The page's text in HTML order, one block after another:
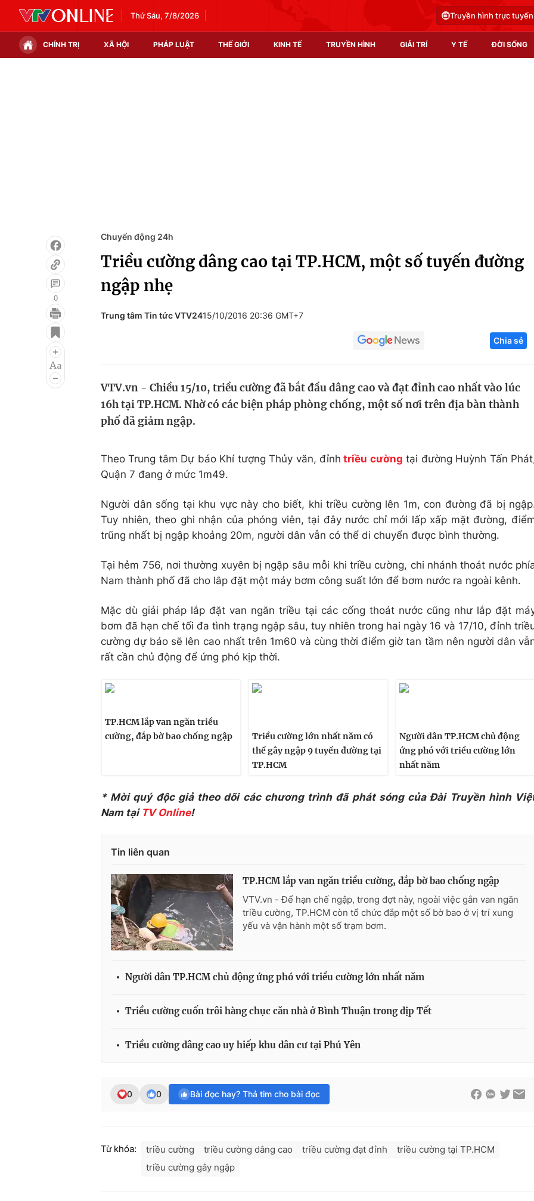
Thứ Sáu, 7/8/2026 Truyền hình trực tuyến
CHÍNH TRỊ XÃ HỘI PHÁP LUẬT THẾ GIỚI KINH TẾ TRUYỀN HÌNH GIẢI TRÍ Y TẾ ĐỜI SỐNG
Infographic
Điện ảnh
Âm nhạc
Chất lượng cuộc sống
Tuyển sinh
Hitech Công
Thị trường
0
Chuyển động 24h
Triều cường dâng cao tại TP.HCM, một số tuyến đường
ngập nhẹ
Trung tâm Tin tức VTV2415/10/2016 20:36 GMT+7
Chia sẻ
VTV.vn - Chiều 15/10, triều cường đã bắt đầu dâng cao và đạt đỉnh cao nhất vào lúc
16h tại TP.HCM. Nhờ có các biện pháp phòng chống, một số nơi trên địa bàn thành
phố đã giảm ngập.
Theo Trung tâm Dự báo Khí tượng Thủy văn, đỉnh triều cường tại đường Huỳnh Tấn
Quận 7 đang ở mức 1m49.
Người dân sống tại khu vực này cho biết, khi triều cường lên 1m, con đường đã bị
Tuy nhiên, theo ghi nhận của phóng viên, tại đây nước chỉ mới lấp xấp mặt đường,
trũng nhất bị ngập khoảng 20m, người dân vẫn có thể di chuyển được bình thường.
Tại hẻm 756, nơi thường xuyên bị ngập sâu mỗi khi triều cường, chi nhánh thoát nước
Nam thành phố đã cho lắp đặt một máy bơm công suất lớn để bơm nước ra ngoài kênh.
Mặc dù giải pháp lắp đặt van ngăn triều tại các cống thoát nước cũng như lắp đặt
bơm đã hạn chế tối đa tình trạng ngập sâu, tuy nhiên trong hai ngày 16 và 17/10, đỉnh
cường dự báo sẽ lên cao nhất trên 1m60 và cùng thời điểm giờ tan tầm nên người dân
rất cần chủ động để ứng phó kịp thời.
TP.HCM lắp van ngăn triều
cường, đắp bờ bao chống ngập
Triều cường lớn nhất năm có
thể gây ngập 9 tuyến đường tại
TP.HCM
Người dân TP.HCM chủ động
ứng phó với triều cường lớn
nhất năm
* Mời quý độc giả theo dõi các chương trình đã phát sóng của Đài Truyền hình
Nam tại TV Online!
Tin liên quan
TP.HCM lắp van ngăn triều cường, đắp bờ bao chống ngập
VTV.vn - Để hạn chế ngập, trong đợt này, ngoài việc gắn van ngăn
triều cường, TP.HCM còn tổ chức đắp một số bờ bao ở vị trí xung
yếu và vận hành một số trạm bơm.
Người dân TP.HCM chủ động ứng phó với triều cường lớn nhất năm
Triều cường cuốn trôi hàng chục căn nhà ở Bình Thuận trong dịp Tết
Triều cường dâng cao uy hiếp khu dân cư tại Phú Yên
0 0 Bài đọc hay? Thả tim cho bài đọc
Từ khóa: triều cường triều cường dâng cao triều cường đạt đỉnh
triều cường tại TP.HCM
triều cường gây ngập